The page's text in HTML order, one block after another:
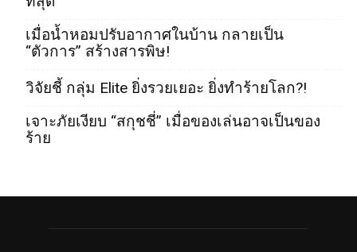
เมื่อน้ำหอมปรับอากาศในบ้าน กลายเป็น
“ตัวการ” สร้างสารพิษ!
วิจัยชี้ กลุ่ม Elite ยิ่งรวยเยอะ ยิ่งทำร้ายโลก?!
เจาะภัยเงียบ “สกุชชี่” เมื่อของเล่นอาจเป็นของ
ร้าย